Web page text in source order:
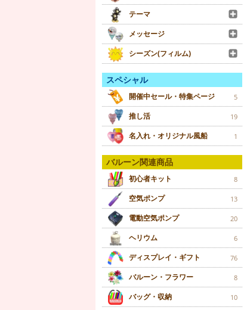
テーマ
メッセージ
シーズン(フィルム)
スペシャル
開催中セール・特集ページ 5
推し活 19
名入れ・オリジナル風船 1
バルーン関連商品
初心者キット 8
空気ポンプ 13
電動空気ポンプ 20
ヘリウム 6
ディスプレイ・ギフト 76
バルーン・フラワー 8
バッグ・収納 10